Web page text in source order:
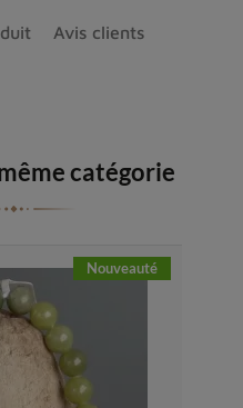
Avis clients
catégorie
Nouveauté